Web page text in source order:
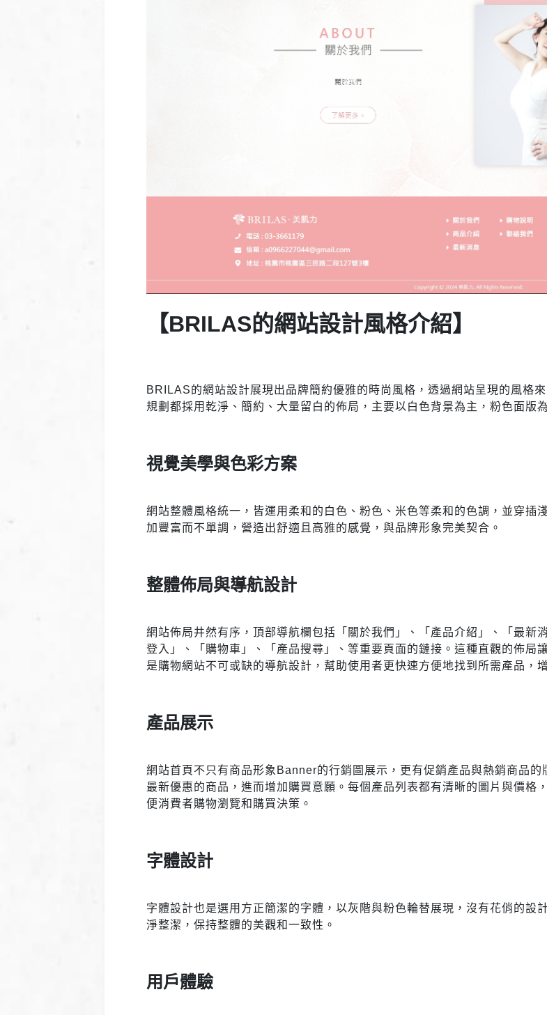
【BRILAS的網站設計風格介紹】
BRILAS的網站設計展現出品牌簡約優雅的時尚風格，透過網站呈現的風格
規劃都採用乾淨、簡約、大量留白的佈局，主要以白色背景為主，粉色面版
視覺美學與色彩方案
網站整體風格統一，皆運用柔和的白色、粉色、米色等柔和的色調，並穿插
加豐富而不單調，營造出舒適且高雅的感覺，與品牌形象完美契合。
整體佈局與導航設計
網站佈局井然有序，頂部導航欄包括「關於我們」、「產品介紹」、「最新
登入」、「購物車」、「產品搜尋」、等重要頁面的鏈接。這種直觀的佈局
是購物網站不可或缺的導航設計，幫助使用者更快速方便地找到所需產品，
產品展示
網站首頁不只有商品形象Banner的行銷圖展示，更有促銷產品與熱銷商品
最新優惠的商品，進而增加購買意願。每個產品列表都有清晰的圖片與價格
便消費者購物瀏覽和購買決策。
字體設計
字體設計也是選用方正簡潔的字體，以灰階與粉色輪替展現，沒有花俏的設
淨整潔，保持整體的美觀和一致性。
用戶體驗